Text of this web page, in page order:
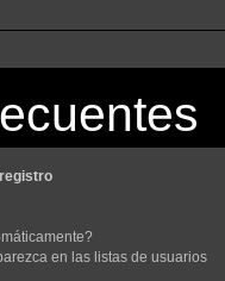
en las listas de usuarios